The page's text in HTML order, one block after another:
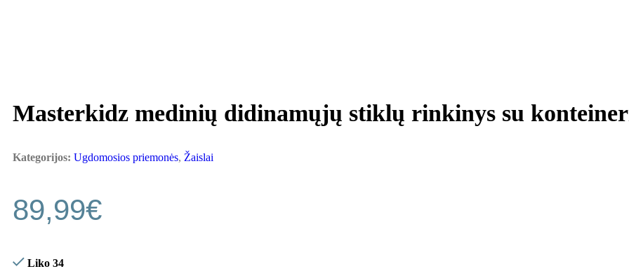
Masterkidz medinių didinamųjų stiklų rinkinys su
Kategorijos: Ugdomosios priemonės, Žaislai
89,99€
Liko 34